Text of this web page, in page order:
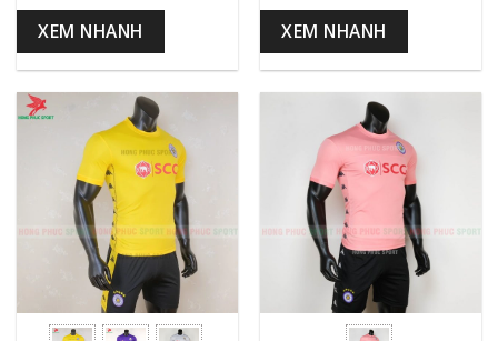
XEM NHANH XEM NHANH